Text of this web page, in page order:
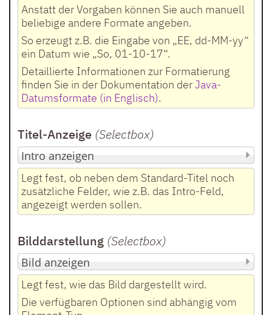
Anstatt der Vorgaben können Sie auch manuell
beliebige andere Formate angeben.
So erzeugt z.B. die Eingabe von „EE, dd-MM-yy“
ein Datum wie „So, 01-10-17“.
Detaillierte Informationen zur Formatierung
finden Sie in der Dokumentation derJava-
Datumsformate (in Englisch).
Titel-Anzeige (Selectbox)
Legt fest, ob neben dem Standard-Titel noch
zusätzliche Felder, wie z.B. das Intro-Feld,
angezeigt werden sollen.
Bilddarstellung (Selectbox)
Legt fest, wie das Bild dargestellt wird.
Die verfügbaren Optionen sind abhängig vom